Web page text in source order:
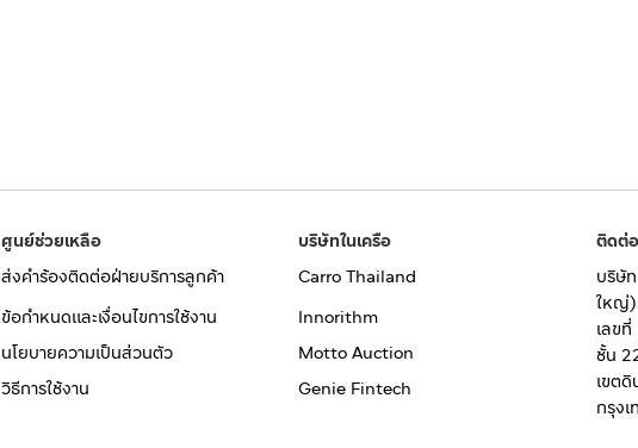
ศูนย์ช่วยเหลือ
ส่งคำร้องติดต่อฝ่ายบริการลูกค้า
ข้อกำหนดและเงื่อนไขการใช้งาน
นโยบายความเป็นส่วนตัว
วิธีการใช้งาน
บริษัทในเครือ
Carro Thailand
Innorithm
Motto Auction
Genie Fintech
ติดต่อ
บริษั
ใหญ่)
เลข
ชั้น
เขต
กรุง